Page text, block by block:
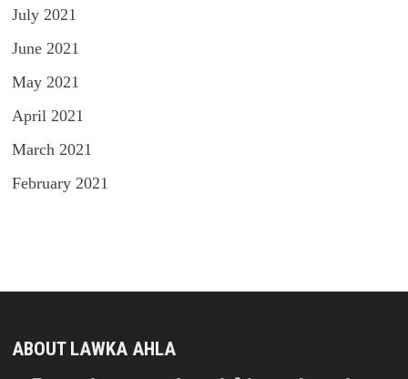
July 2021
June 2021
May 2021
April 2021
March 2021
February 2021
ABOUT LAWKA AHLA